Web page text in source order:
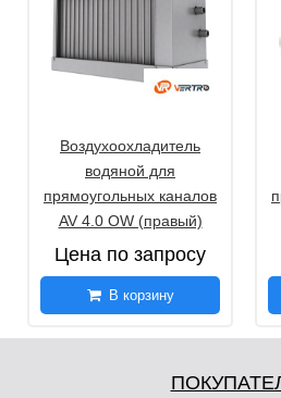
Воздухоохладитель
водяной для
прямоугольных каналов
AV 4.0 OW (правый)
Цена по запросу
В корзину